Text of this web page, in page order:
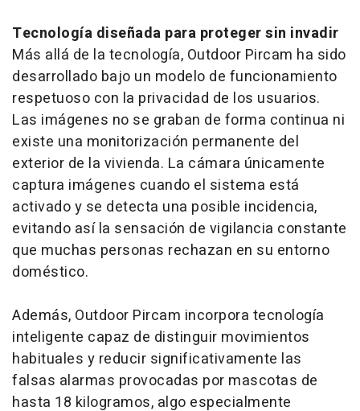
Tecnología diseñada para proteger sin invadir
Más allá de la tecnología, Outdoor Pircam ha sido
desarrollado bajo un modelo de funcionamiento
respetuoso con la privacidad de los usuarios.
Las imágenes no se graban de forma continua ni
existe una monitorización permanente del
exterior de la vivienda. La cámara únicamente
captura imágenes cuando el sistema está
activado y se detecta una posible incidencia,
evitando así la sensación de vigilancia constante
que muchas personas rechazan en su entorno
doméstico.
Además, Outdoor Pircam incorpora tecnología
inteligente capaz de distinguir movimientos
habituales y reducir significativamente las
falsas alarmas provocadas por mascotas de
hasta 18 kilogramos, algo especialmente